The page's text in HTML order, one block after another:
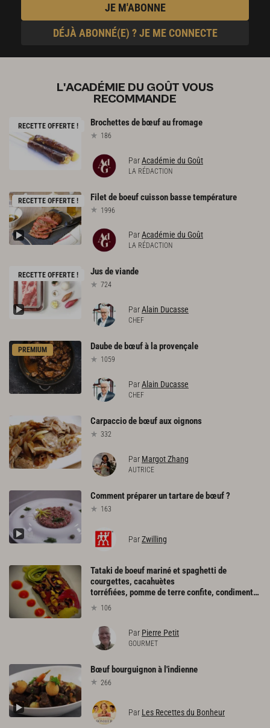
JE M'ABONNE
DÉJÀ ABONNÉ(E) ? JE ME CONNECTE
L'ACADÉMIE DU GOÛT VOUS
RECOMMANDE
RECETTE OFFERTE ! Brochettesde bœufaufromage
186
ParAcadémie du Goût
LA RÉDACTION
RECETTE OFFERTE ! Filetde boeufcuisson bassetempérature
1996
ParAcadémie du Goût
LA RÉDACTION
RECETTE OFFERTE ! Jusdeviande
724
ParAlain Ducasse
CHEF
PREMIUM Daubede bœufà laprovençale
1059
ParAlain Ducasse
CHEF
Carpacciode bœufauxoignons
332
Par Margot Zhang
AUTRICE
Commentprépareruntartarede bœuf?
163
ParZwilling
Tataki de boeuf mariné et spaghetti de
courgettes, cacahuètes
torréfiées, pomme de terre confite, condiment poivron, oignons pickles
106
Par Pierre Petit
GOURMET
Bœuf bourguignonà l'indienne
266
Par Les Recettes du Bonheur